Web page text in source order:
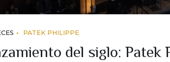
PATEK PHILIPPE
del siglo: Patek